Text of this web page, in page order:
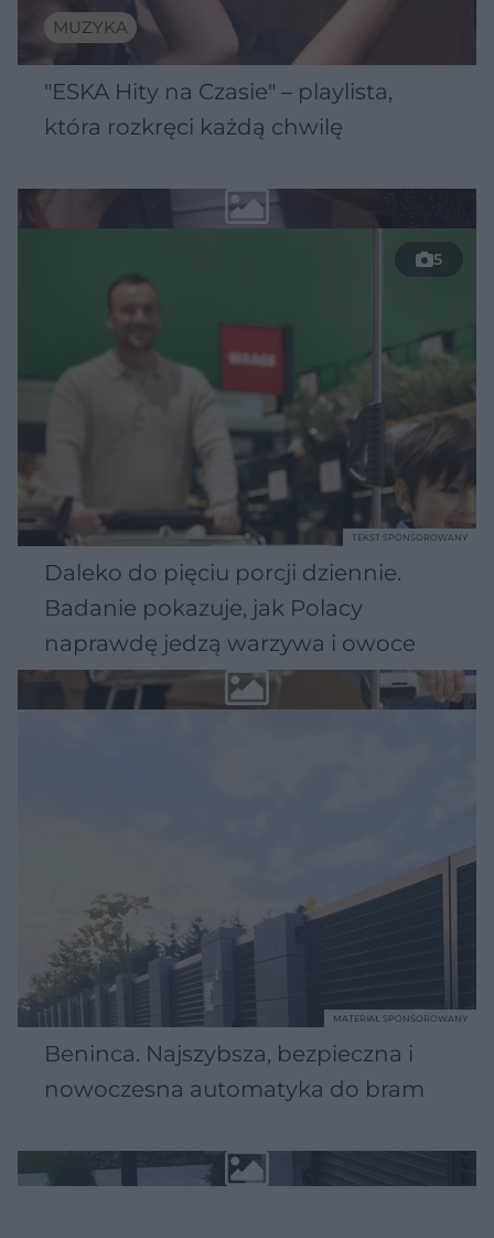
MUZYKA
"ESKA Hity na Czasie" – playlista,
która rozkręci każdą chwilę
5
Daleko do pięciu porcji dziennie.
Badanie pokazuje, jak Polacy
naprawdę jedzą warzywa i owoce
TEKST SPONSOROWANY
Beninca. Najszybsza, bezpieczna i
nowoczesna automatyka do bram
MATERIAŁ SPONSOROWANY